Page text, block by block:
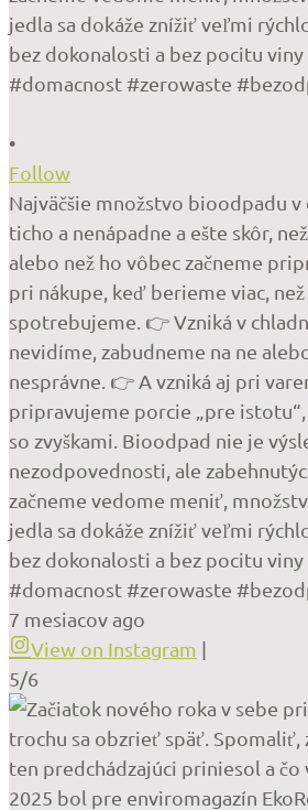
•
Follow
Najväčšie množstvo bioodpadu
ticho a nenápadne a ešte skôr,
alebo než ho vôbec začneme
pri nákupe, keď berieme viac,
spotrebujeme. 👉 Vzniká v
nevidíme, zabudneme na ne
nesprávne. 👉 A vzniká aj pri
pripravujeme porcie „pre
so zvyškami. Bioodpad nie je
nezodpovednosti, ale
začneme vedome meniť,
jedla sa dokáže znížiť veľmi
bez dokonalosti a bez pocitu
#domacnost #zerowaste
7 mesiacov ago
View on Instagram |
5/6